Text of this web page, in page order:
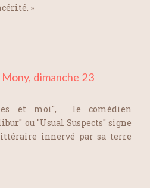
»
dimanche 23
et moi", le comédien
ou "Usual Suspects" signe
innervé par sa terre